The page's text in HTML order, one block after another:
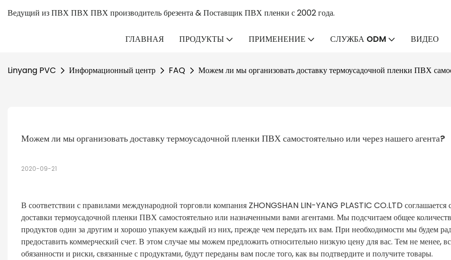
Ведущий из ПВХ ПВХ ПВХ производитель брезента & Поставщик ПВХ пленки с 2002 года.
ГЛАВНАЯ ПРОДУКТЫ ПРИМЕНЕНИЕ СЛУЖБА ODM ВИДЕО
Linyang PVC Информационный центр FAQ Можем ли мы организовать доставку термоусадочной пленки ПВХ
Можем ли мы организовать доставку термоусадочной пленки ПВХ самостоятельно или через нашего агента?
2020-09-21
В соответствии с правилами международной торговли компания ZHONGSHAN LIN-YANG PLASTIC CO.LTD соглашается
доставки термоусадочной пленки ПВХ самостоятельно или назначенными вами агентами. Мы подсчитаем общее
продуктов один за другим и хорошо упакуем каждый из них, прежде чем передать их вам. При необходимости мы будем
предоставить коммерческий счет. В этом случае мы можем предложить относительно низкую цену для вас. Тем не менее,
обязанности и риски, связанные с продуктами, будут переданы вам после того, как вы подтвердите и получите товары.